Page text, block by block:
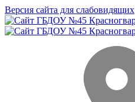
Версия сайта для слабовидящих